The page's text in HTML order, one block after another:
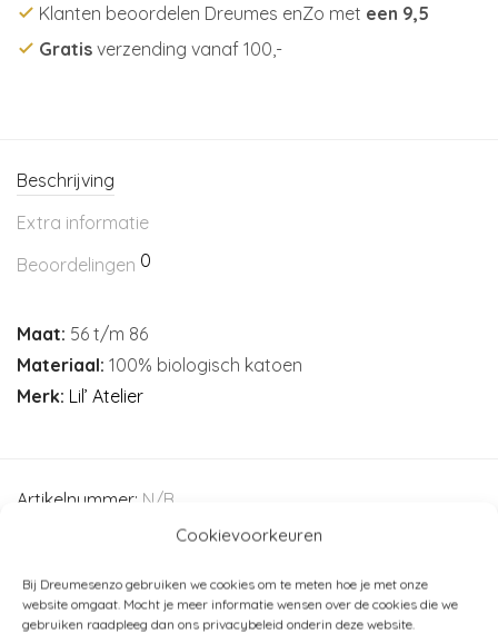
Cookievoorkeuren
Bij Dreumesenzo gebruiken we cookies om te meten hoe je met onze
website omgaat. Mocht je meer informatie wensen over de cookies die we
gebruiken raadpleeg dan ons privacybeleid onderin deze website.
Klanten beoordelen Dreumes enZo met een 9,5
Gratis verzending vanaf 100,-
Beschrijving
Extra informatie
Beoordelingen 0
Maat: 56 t/m 86
Materiaal: 100% biologisch katoen
Merk: Lil’ Atelier
Artikelnummer: N/B
Baby (44-80),Kind (86-116)